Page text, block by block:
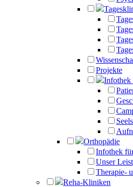
Projekte
Infothek
Orthopädie
Infothek
Unser
Therapie-
Reha-Kliniken